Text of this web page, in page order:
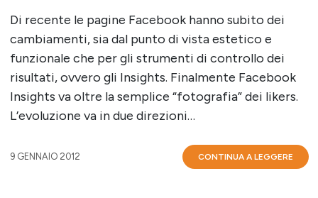
Di recente le pagine Facebook hanno subito dei
cambiamenti, sia dal punto di vista estetico e
funzionale che per gli strumenti di controllo dei
risultati, ovvero gli Insights. Finalmente Facebook
Insights va oltre la semplice “fotografia” dei likers.
L’evoluzione va in due direzioni…
9 GENNAIO 2012 CONTINUA A LEGGERE